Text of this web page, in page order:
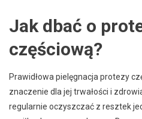
Jak dbać o
częściową?
Prawidłowa pielęgnacja protezy
znaczenie dla jej trwałości i
regularnie oczyszczać z resztek